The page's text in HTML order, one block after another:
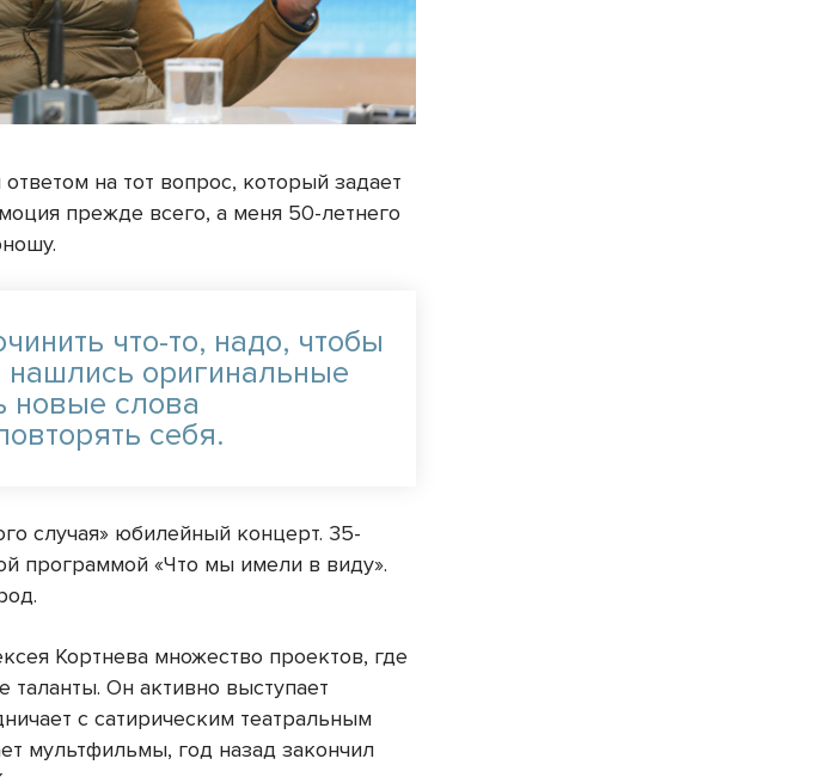
на тот вопрос, который задает
прежде всего, а меня 50-летнего
что-то, надо, чтобы
нашлись оригинальные
новые слова
себя.
случая» юбилейный концерт. 35-
программой «Что мы имели в виду».
Кортнева множество проектов, где
Он активно выступает
с сатирическим театральным
мультфильмы, год назад закончил